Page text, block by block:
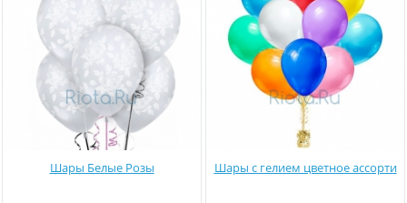
Шары Белые Розы Шары с гелием цветное ассорти